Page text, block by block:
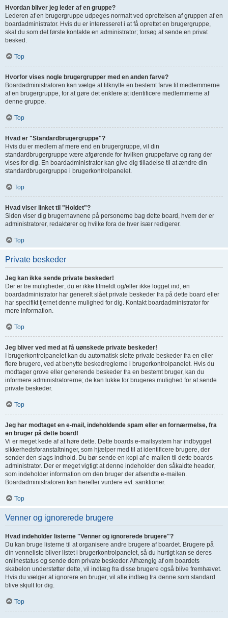
Hvordan bliver jeg leder af en gruppe?
Lederen af en brugergruppe udpeges normalt ved oprettelsen af gruppen af en
boardadministrator. Hvis du er interesseret i at få oprettet en brugergruppe,
skal du som det første kontakte en administrator; forsøg at sende en privat
besked.
Top
Hvorfor vises nogle brugergrupper med en anden farve?
Boardadministratoren kan vælge at tilknytte en bestemt farve til medlemmerne
af en brugergruppe, for at gøre det enklere at identificere medlemmerne af
denne gruppe.
Top
Hvad er "Standardbrugergruppe"?
Hvis du er medlem af mere end en brugergruppe, vil din
standardbrugergruppe være afgørende for hvilken gruppefarve og rang der
vises for dig. En boardadministrator kan give dig tilladelse til at ændre din
standardbrugergruppe i brugerkontrolpanelet.
Top
Hvad viser linket til "Holdet"?
Siden viser dig brugernavnene på personerne bag dette board, hvem der er
administratorer, redaktører og hvilke fora de hver især redigerer.
Top
Private beskeder
Jeg kan ikke sende private beskeder!
Der er tre muligheder; du er ikke tilmeldt og/eller ikke logget ind, en
boardadministrator har generelt slået private beskeder fra på dette board eller
har specifikt fjernet denne mulighed for dig. Kontakt boardadministrator for
mere information.
Top
Jeg bliver ved med at få uønskede private beskeder!
I brugerkontrolpanelet kan du automatisk slette private beskeder fra en eller
flere brugere, ved at benytte beskedreglerne i brugerkontrolpanelet. Hvis du
modtager grove eller generende beskeder fra en bestemt bruger, kan du
informere administratorerne; de kan lukke for brugeres mulighed for at sende
private beskeder.
Top
Jeg har modtaget en e-mail, indeholdende spam eller en fornærmelse, fra
en bruger på dette board!
Vi er meget kede af at høre dette. Dette boards e-mailsystem har indbygget
sikkerhedsforanstaltninger, som hjælper med til at identificere brugere, der
sender den slags indhold. Du bør sende en kopi af e-mailen til dette boards
administrator. Der er meget vigtigt at denne indeholder den såkaldte header,
som indeholder information om den bruger der afsendte e-mailen.
Boardadministratoren kan herefter vurdere evt. sanktioner.
Top
Venner og ignorerede brugere
Hvad indeholder listerne "Venner og ignorerede brugere"?
Du kan bruge listerne til at organisere andre brugere af boardet. Brugere på
din venneliste bliver listet i brugerkontrolpanelet, så du hurtigt kan se deres
onlinestatus og sende dem private beskeder. Afhængig af om boardets
skabelon understøtter dette, vil indlæg fra disse brugere også blive fremhævet.
Hvis du vælger at ignorere en bruger, vil alle indlæg fra denne som standard
blive skjult for dig.
Top